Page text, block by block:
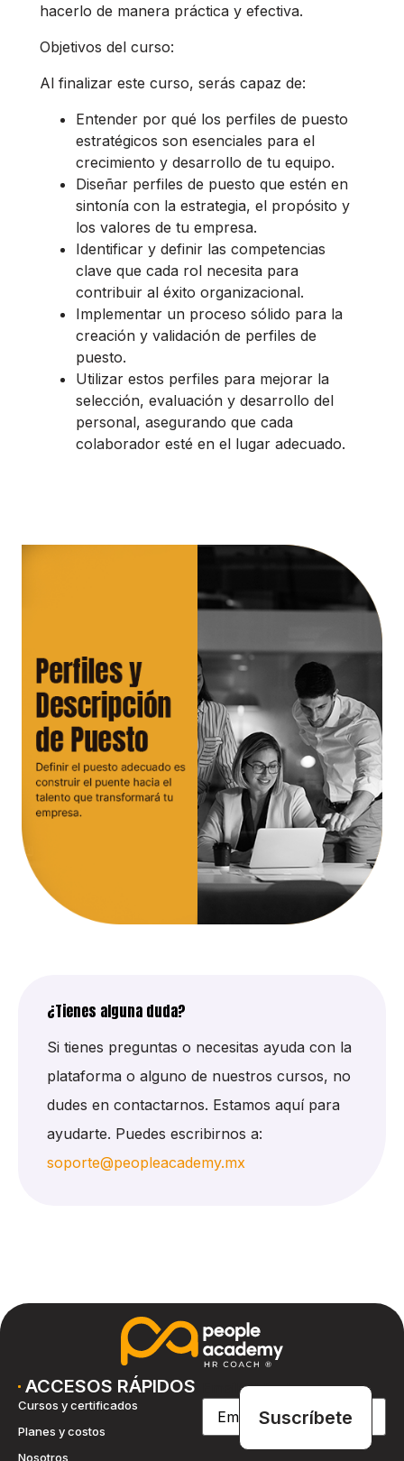
hacerlo de manera práctica y efectiva.
Objetivos del curso:
Al finalizar este curso, serás capaz de:
Entender por qué los perfiles de puesto
estratégicos son esenciales para el
crecimiento y desarrollo de tu equipo.
Diseñar perfiles de puesto que estén en
sintonía con la estrategia, el propósito y
los valores de tu empresa.
Identificar y definir las competencias
clave que cada rol necesita para
contribuir al éxito organizacional.
Implementar un proceso sólido para la
creación y validación de perfiles de
puesto.
Utilizar estos perfiles para mejorar la
selección, evaluación y desarrollo del
personal, asegurando que cada
colaborador esté en el lugar adecuado.
¿Tienes alguna duda?
Si tienes preguntas o necesitas ayuda con la
plataforma o alguno de nuestros cursos, no
dudes en contactarnos. Estamos aquí para
ayudarte. Puedes escribirnos a:
soporte@peopleacademy.mx
ACCESOS RÁPIDOS
Cursos y certificados
Planes y costos
Nosotros
(Obligatorio)